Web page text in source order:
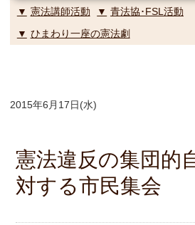
憲法講師活動
青法協･FSL活動
ひまわり一座の憲法劇
2015年6月17日(水)
憲法違反の集団的
対する市民集会